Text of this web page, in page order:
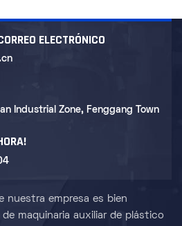
ELECTRÓNICO
Industrial Zone, Fenggang Town
nuestra empresa es bien
maquinaria auxiliar de plástico